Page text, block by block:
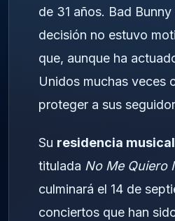
de 31 años. Bad
decisión no estuvo
que, aunque ha
Unidos muchas veces
proteger a sus
Su residencia
titulada No Me Quiero
culminará el 14 de
conciertos que han